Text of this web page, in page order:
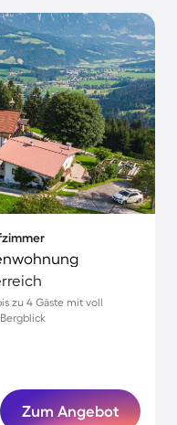
zu 4 Gäste mit voll
Zum Angebot